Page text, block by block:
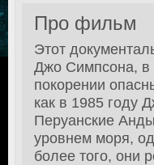
Про фильм
Этот
Джо Симпсона, в
покорении
как в 1985 году
Перуанские
уровнем моря,
более того, они